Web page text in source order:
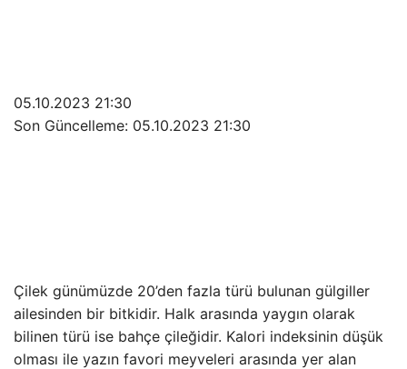
05.10.2023 21:30
Son Güncelleme: 05.10.2023 21:30
Çilek günümüzde 20’den fazla türü bulunan gülgiller
ailesinden bir bitkidir. Halk arasında yaygın olarak
bilinen türü ise bahçe çileğidir. Kalori indeksinin düşük
olması ile yazın favori meyveleri arasında yer alan